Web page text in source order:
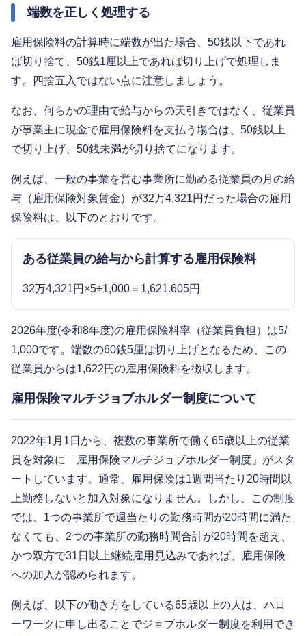
端数を正しく処理する
雇用保険料の計算時に端数が出た場合、50銭以下であれ
ば切り捨て、50銭1厘以上であれば切り上げで処理しま
す。四捨五入ではない点に注意しましょう。
なお、何らかの理由で給与からの天引きではなく、従業員
が事業主に現金で雇用保険料を支払う場合は、50銭以上
で切り上げ、50銭未満が切り捨てになります。
例えば、一般の事業を営む事業所に勤める従業員の月の給
与（雇用保険対象賃金）が32万4,321円だった場合の雇用
保険料は、以下のとおりです。
ある従業員の給与から計算する雇用保険料
32万4,321円×5÷1,000＝1,621.605円
2026年度(令和8年度)の雇用保険料率（従業員負担）は5/
1,000です。端数の60銭5厘は切り上げとなるため、この
従業員からは1,622円の雇用保険料を徴収します。
雇用保険マルチジョブホルダー制度について
2022年1月1日から、複数の事業所で働く65歳以上の従業
員を対象に「雇用保険マルチジョブホルダー制度」がスタ
ートしています。通常、雇用保険は1週間当たり20時間以
上勤務しないと加入対象になりません。しかし、この制度
では、1つの事業所で週当たりの勤務時間が20時間に満た
なくても、2つの事業所の勤務時間合計が20時間を超え、
かつ双方で31日以上継続雇用見込みであれば、雇用保険
への加入が認められます。
例えば、以下の働き方をしている65歳以上の人は、ハロ
ーワークに申し出ることでジョブホルダー制度を利用でき